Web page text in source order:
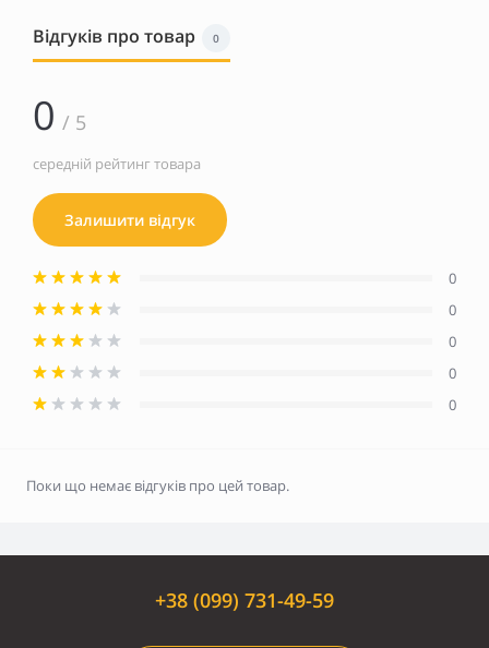
Відгуків про товар 0
0 / 5
середній рейтинг товара
Залишити відгук
0
0
0
0
0
Поки що немає відгуків про цей товар.
+38 (099) 731-49-59